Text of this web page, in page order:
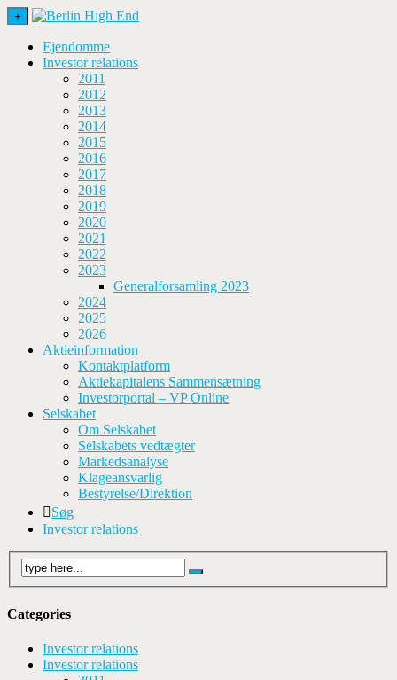
+
Ejendomme
Investor relations
2011
2012
2013
2014
2015
2016
2017
2018
2019
2020
2021
2022
2023
Generalforsamling 2023
2024
2025
2026
Aktieinformation
Kontaktplatform
Aktiekapitalens Sammensætning
Investorportal – VP Online
Selskabet
Om Selskabet
Selskabets vedtægter
Markedsanalyse
Klageansvarlig
Bestyrelse/Direktion
Søg
Investor relations
Categories
Investor relations
Investor relations